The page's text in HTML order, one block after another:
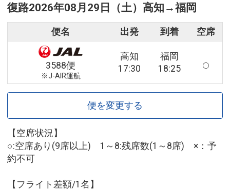
復路2026年08月29日（土） 高知 →福岡
便名 出発 到着 空席
3588便
※J-AIR運航
高知
17:30
福岡
18:25
便を変更する
【空席状況】
○:空席あり(9席以上) 1～8:残席数(1～8席) ×：予
約不可
【フライト差額/1名】